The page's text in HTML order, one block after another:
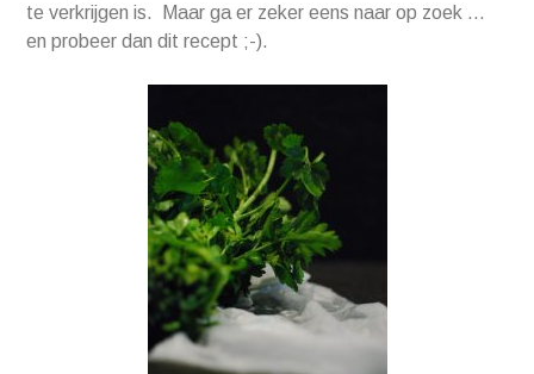
te verkrijgen is. Maar ga er zeker eens naar op zoek …
en probeer dan dit recept ;-).